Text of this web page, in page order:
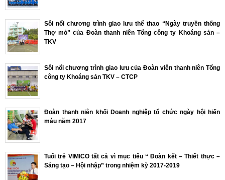
Sôi nổi chương trình giao lưu thể thao “Ngày truyền thống
Thợ mỏ” của Đoàn thanh niên Tổng công ty Khoáng sản –
TKV
Sôi nổi chương trình giao lưu của Đoàn viên thanh niên Tổng
công ty Khoáng sản TKV – CTCP
Đoàn thanh niên khối Doanh nghiệp tổ chức ngày hội hiến
máu năm 2017
Tuổi trẻ VIMICO tất cả vì mục tiêu “ Đoàn kết – Thiết thực –
Sáng tạo – Hội nhập” trong nhiệm kỳ 2017-2019